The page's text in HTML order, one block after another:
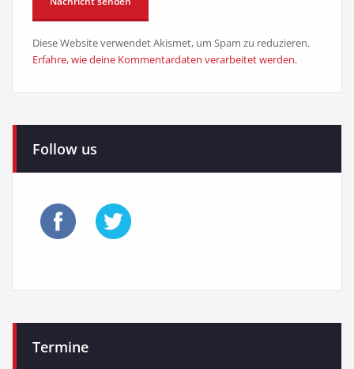
Diese Website verwendet Akismet, um Spam zu reduzieren.
Erfahre, wie deine Kommentardaten verarbeitet werden.
Follow us
Termine